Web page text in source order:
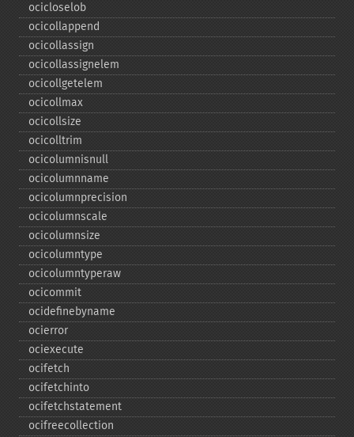
ocicloselob
ocicollappend
ocicollassign
ocicollassignelem
ocicollgetelem
ocicollmax
ocicollsize
ocicolltrim
ocicolumnisnull
ocicolumnname
ocicolumnprecision
ocicolumnscale
ocicolumnsize
ocicolumntype
ocicolumntyperaw
ocicommit
ocidefinebyname
ocierror
ociexecute
ocifetch
ocifetchinto
ocifetchstatement
ocifreecollection